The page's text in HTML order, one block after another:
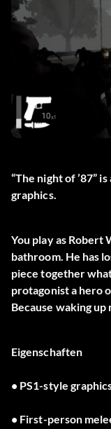
“The night of ’87”
graphics.
You play as Robert
bathroom. He has
piece together
protagonist a hero
Because waking up
Eigenschaften
• PS1-style
• First-person